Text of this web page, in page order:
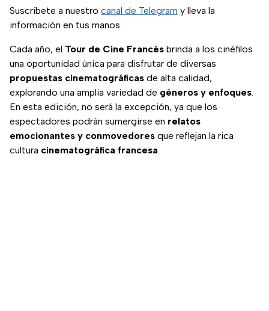
Suscríbete a nuestro canal de Telegram y lleva la
información en tus manos.
Cada año, el Tour de Cine Francés brinda a los cinéfilos
una oportunidad única para disfrutar de diversas
propuestas cinematográficas de alta calidad,
explorando una amplia variedad de géneros y enfoques.
En esta edición, no será la excepción, ya que los
espectadores podrán sumergirse en relatos
emocionantes y conmovedores que reflejan la rica
cultura cinematográfica francesa.